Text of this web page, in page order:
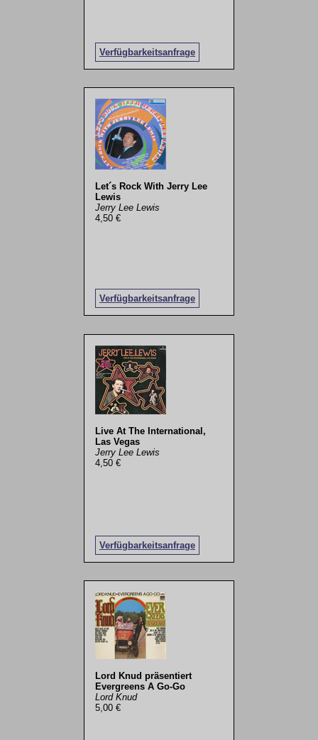
Verfügbarkeitsanfrage
Let´s Rock With Jerry Lee
Lewis
Jerry Lee Lewis
4,50 €
Verfügbarkeitsanfrage
Live At The International,
Las Vegas
Jerry Lee Lewis
4,50 €
Verfügbarkeitsanfrage
Lord Knud präsentiert
Evergreens A Go-Go
Lord Knud
5,00 €